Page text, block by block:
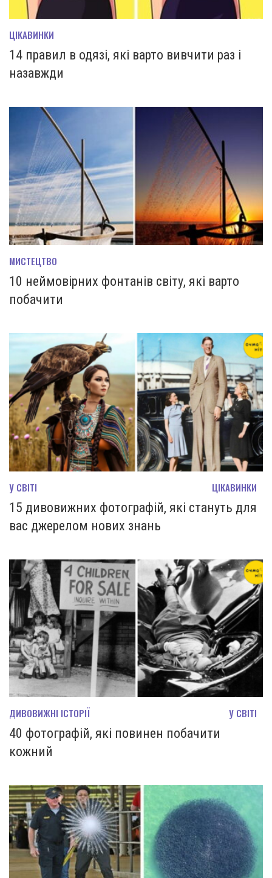
ЦІКАВИНКИ
14 правил в одязі, які варто вивчити раз і
назавжди
МИСТЕЦТВО
10 неймовірних фонтанів світу, які варто
побачити
У СВІТІ ЦІКАВИНКИ
15 дивовижних фотографій, які стануть для
вас джерелом нових знань
ДИВОВИЖНІ ІСТОРІЇ У СВІТІ
40 фотографій, які повинен побачити
кожний